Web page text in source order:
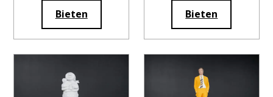
Bieten
Bieten